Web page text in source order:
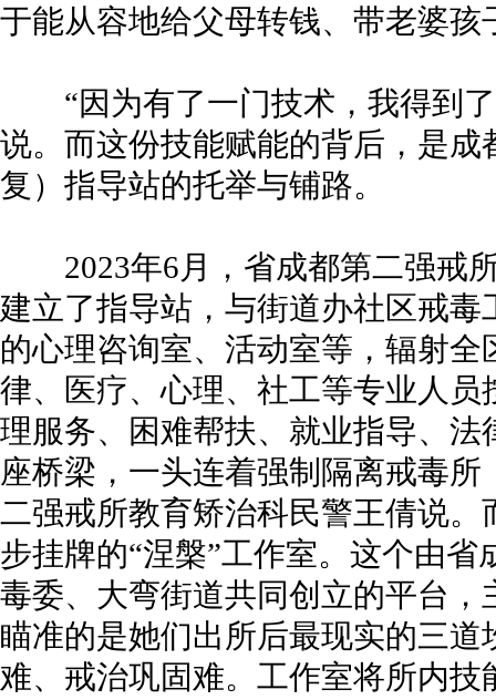
于能从容地给父母转钱、带老婆孩
“因为有了一门技术，我得到了
说。而这份技能赋能的背后，是
复）指导站的托举与铺路。
2023年6月，省成都第二强戒
建立了指导站，与街道办社区戒
的心理咨询室、活动室等，辐射
律、医疗、心理、社工等专业人
理服务、困难帮扶、就业指导、法
座桥梁，一头连着强制隔离戒毒
二强戒所教育矫治科民警王倩说
步挂牌的“涅槃”工作室。这个由
毒委、大弯街道共同创立的平台
瞄准的是她们出所后最现实的三
难、戒治巩固难。工作室将所内